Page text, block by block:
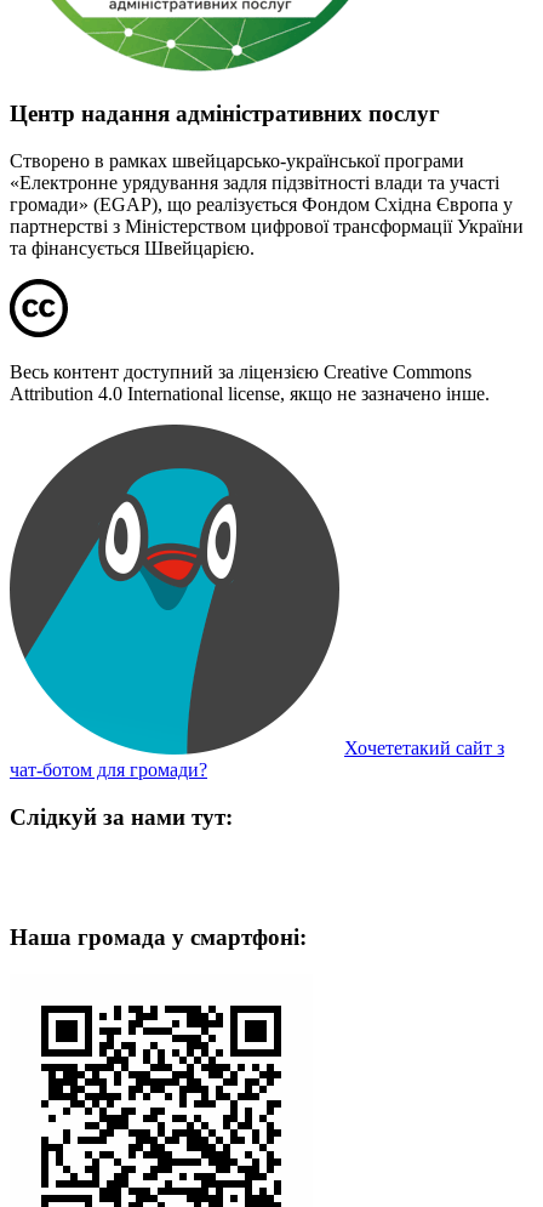
Центр надання адміністративних послуг
Створено в рамках швейцарсько-української програми
«Електронне урядування задля підзвітності влади та участі
громади» (EGAP), що реалізується Фондом Східна Європа у
партнерстві з Міністерством цифрової трансформації України
та фінансується Швейцарією.
Весь контент доступний за ліцензією Creative Commons
Attribution 4.0 International license, якщо не зазначено інше.
Хочететакий сайт з
чат-ботом для громади?
Слідкуй за нами тут:
Наша громада у смартфоні: